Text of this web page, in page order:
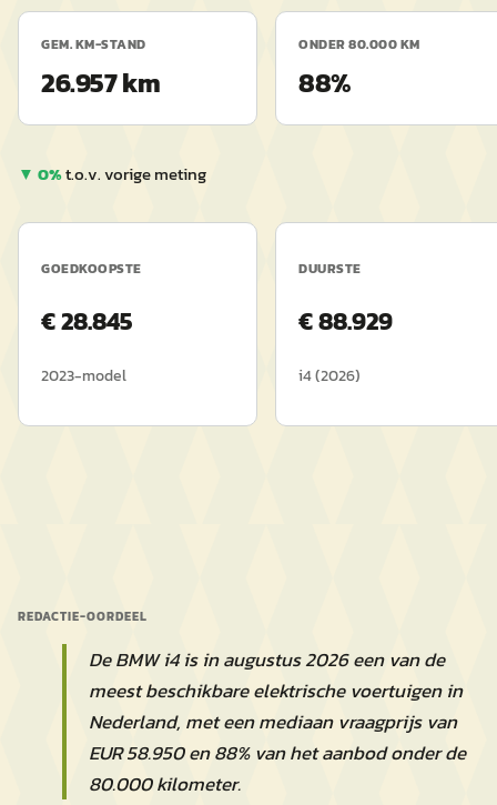
GEM. KM-STAND
26.957 km
ONDER 80.000 KM
88%
▼ 0%t.o.v. vorige meting
GOEDKOOPSTE
€28.845
2023-model
DUURSTE
€88.929
i4(2026)
REDACTIE-OORDEEL
De BMW i4 is in augustus 2026 een van de
meest beschikbare elektrische voertuigen in
Nederland, met een mediaan vraagprijs van
EUR 58.950 en 88% van het aanbod onder de
80.000 kilometer.